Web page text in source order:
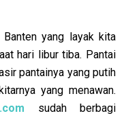
yang layak kita
hari libur tiba. Pantai
pantainya yang putih
yang menawan.
sudah berbagi